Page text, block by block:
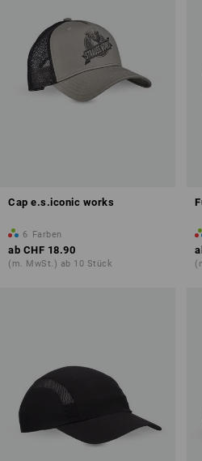
Cap e.s.iconic works
6 Farben
ab CHF 18.90
(m. MwSt.) ab 10 Stück